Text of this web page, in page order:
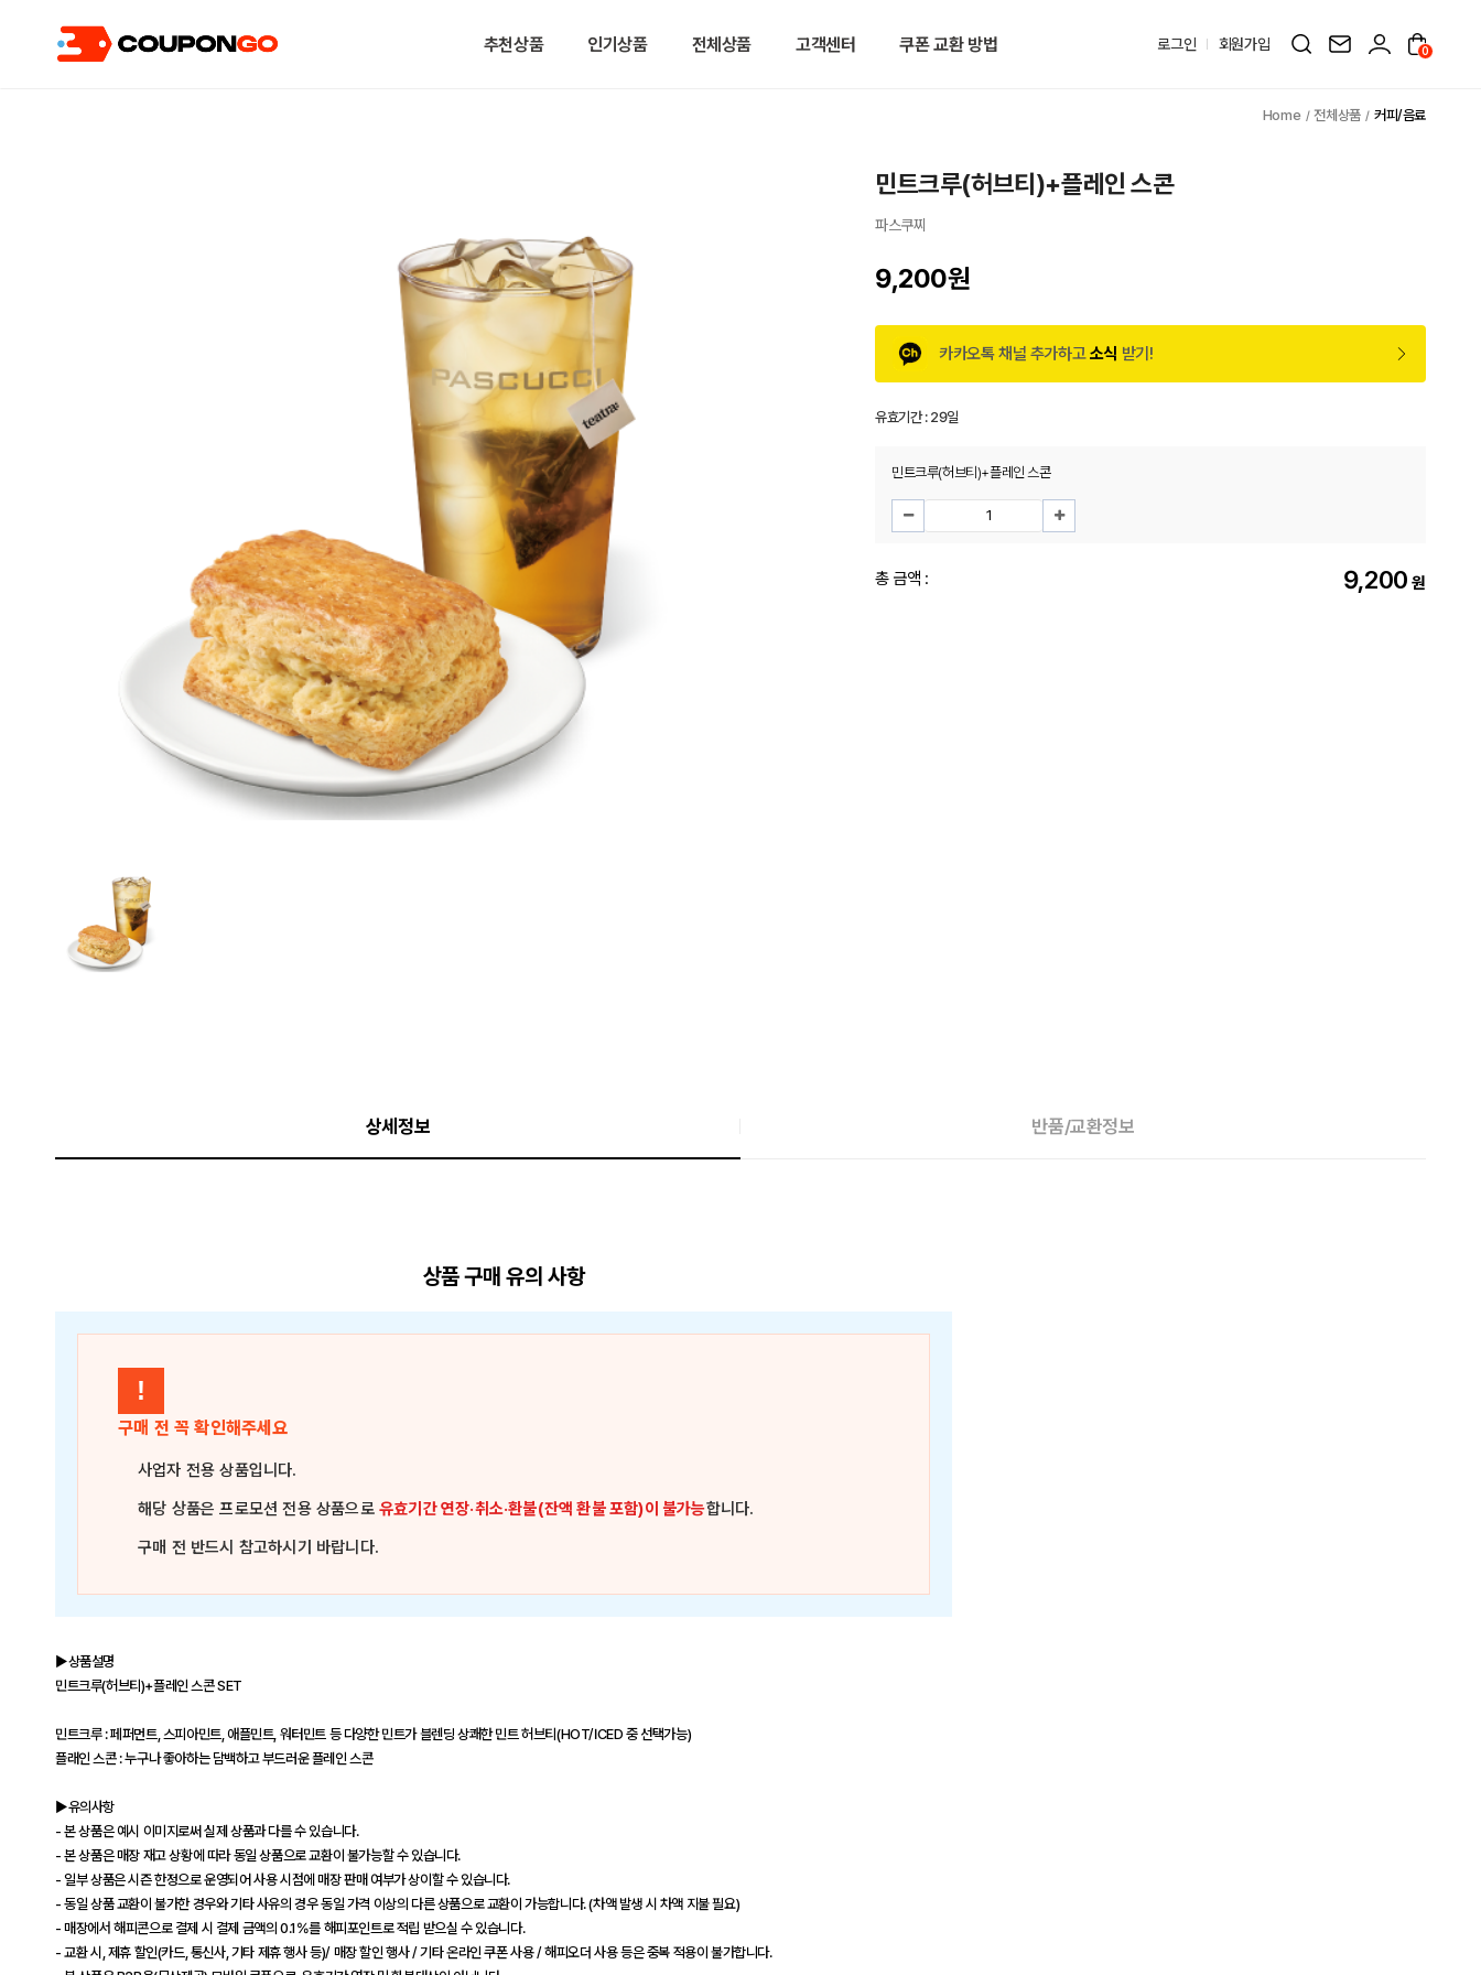
추천상품 인기상품 전체상품 고객센터 쿠폰 교환 방법 로그인 회원가입 0
전체상품 커피/음료
민트크루(허브티)+플레인 스콘
파스쿠찌
9,200원
카카오톡 채널 추가하고소식 받기!
유효기간 :29일
민트크루(허브티)+플레인 스콘
총 금액 : 9,200 원
상세정보 반품/교환정보
상품 구매 유의 사항
!
구매 전 꼭 확인해주세요
사업자 전용 상품입니다.
해당 상품은프로모션 전용 상품으로유효기간 연장·취소·환불(잔액 환불 포함)이 불가능합니다.
구매 전 반드시 참고하시기 바랍니다.
▶상품설명
민트크루(허브티)+플레인 스콘 SET
민트크루 : 페퍼먼트, 스피아민트, 애플민트, 워터민트 등 다양한 민트가 블렌딩 상쾌한 민트 허브티(HOT/ICED 중 선택가능)
플래인 스콘 : 누구나 좋아하는 담백하고 부드러운 플레인 스콘
▶유의사항
- 본 상품은 예시 이미지로써 실제 상품과 다를 수 있습니다.
- 본 상품은 매장 재고 상황에 따라 동일 상품으로 교환이 불가능할 수 있습니다.
- 일부 상품은 시즌 한정으로 운영되어 사용 시점에 매장 판매 여부가 상이할 수 있습니다.
- 동일 상품 교환이 불가한 경우와 기타 사유의 경우 동일 가격 이상의 다른 상품으로 교환이 가능합니다. (차액 발생 시 차액 지불 필요)
- 매장에서 해피콘으로 결제 시 결제 금액의 0.1%를 해피포인트로 적립 받으실 수 있습니다.
- 교환 시, 제휴 할인(카드, 통신사, 기타 제휴 행사 등)/ 매장 할인 행사 / 기타 온라인 쿠폰 사용 / 해피오더 사용 등은 중복 적용이 불가합니다.